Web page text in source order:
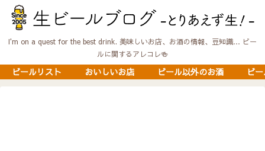
I'm on a quest for the best drink. 美味しいお店、お酒の情報、豆知識… ビー
ルに関するアレコレ🍻
ビールリスト おいしいお店 ビール以外のお酒 ビ